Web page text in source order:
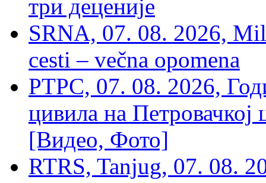
три деценије
SRNA, 07. 08. 2026,
cesti – večna opomena
РТРС, 07. 08. 2026,
цивила на Петровачкој
[Видео, Фото]
RTRS, Tanjug, 07. 08.